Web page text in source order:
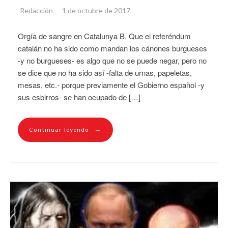
Redacción 1 de octubre de 2017
Orgía de sangre en Catalunya B. Que el referéndum
catalán no ha sido como mandan los cánones burgueses
-y no burgueses- es algo que no se puede negar, pero no
se dice que no ha sido así -falta de urnas, papeletas,
mesas, etc.- porque previamente el Gobierno español -y
sus esbirros- se han ocupado de […]
Continuar leyendo →